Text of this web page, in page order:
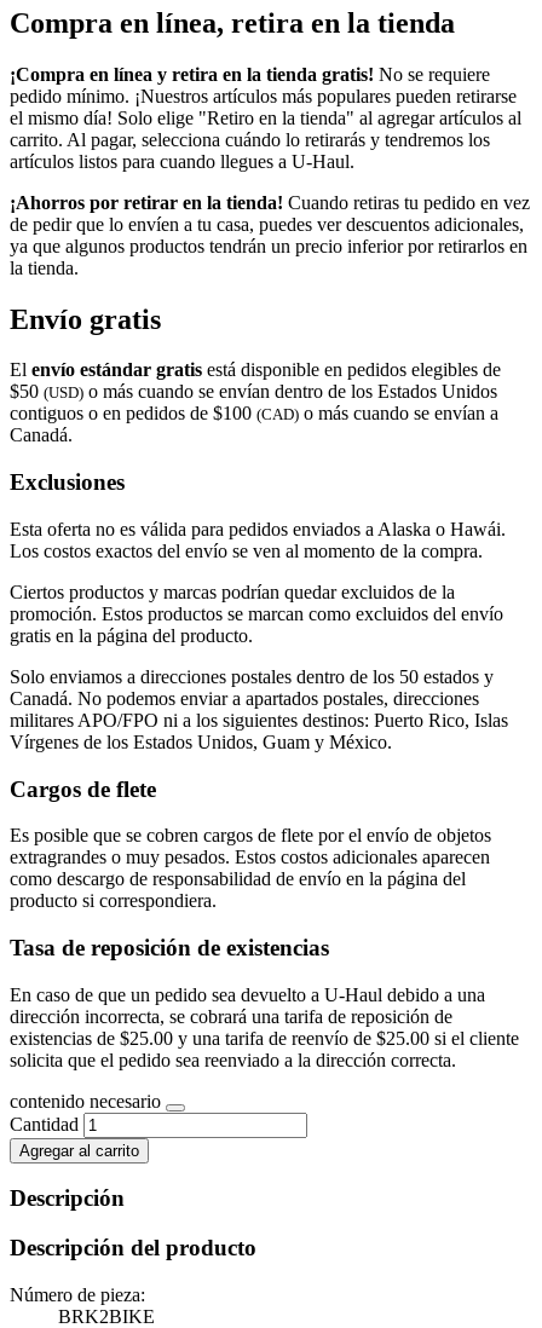
Compra en línea, retira en la tienda
¡Compra en línea y retira en la tienda gratis! No se requiere
pedido mínimo. ¡Nuestros artículos más populares pueden retirarse
el mismo día! Solo elige "Retiro en la tienda" al agregar artículos al
carrito. Al pagar, selecciona cuándo lo retirarás y tendremos los
artículos listos para cuando llegues a U-Haul.
¡Ahorros por retirar en la tienda! Cuando retiras tu pedido en vez
de pedir que lo envíen a tu casa, puedes ver descuentos adicionales,
ya que algunos productos tendrán un precio inferior por retirarlos en
la tienda.
Envío gratis
El envío estándar gratis está disponible en pedidos elegibles de
$50 (USD) o más cuando se envían dentro de los Estados Unidos
contiguos o en pedidos de $100 (CAD) o más cuando se envían a
Canadá.
Exclusiones
Esta oferta no es válida para pedidos enviados a Alaska o Hawái.
Los costos exactos del envío se ven al momento de la compra.
Ciertos productos y marcas podrían quedar excluidos de la
promoción. Estos productos se marcan como excluidos del envío
gratis en la página del producto.
Solo enviamos a direcciones postales dentro de los 50 estados y
Canadá. No podemos enviar a apartados postales, direcciones
militares APO/FPO ni a los siguientes destinos: Puerto Rico, Islas
Vírgenes de los Estados Unidos, Guam y México.
Cargos de flete
Es posible que se cobren cargos de flete por el envío de objetos
extragrandes o muy pesados. Estos costos adicionales aparecen
como descargo de responsabilidad de envío en la página del
producto si correspondiera.
Tasa de reposición de existencias
En caso de que un pedido sea devuelto a U-Haul debido a una
dirección incorrecta, se cobrará una tarifa de reposición de
existencias de $25.00 y una tarifa de reenvío de $25.00 si el cliente
solicita que el pedido sea reenviado a la dirección correcta.
contenido necesario
Cantidad
Agregar al carrito
Descripción
Descripción del producto
Número de pieza:
BRK2BIKE